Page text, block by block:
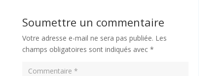
Soumettre un commentaire
Votre adresse e-mail ne sera pas publiée. Les
champs obligatoires sont indiqués avec *